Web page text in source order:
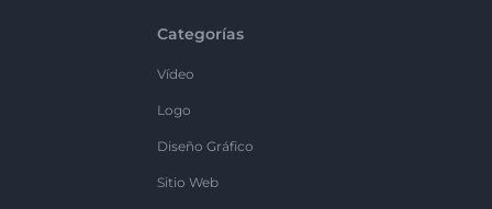
Categorías
Vídeo
Logo
Diseño Gráfico
Sitio Web